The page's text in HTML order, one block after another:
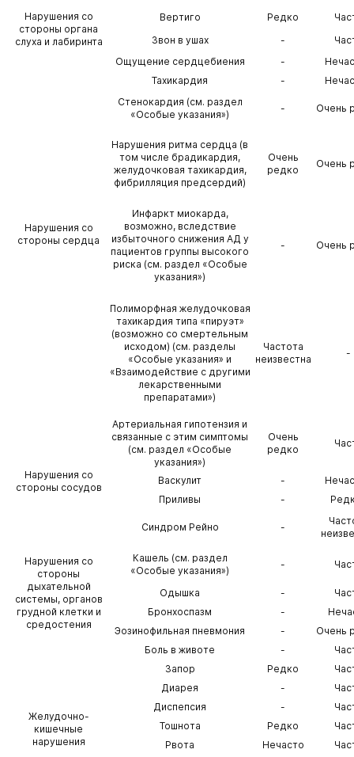
Нарушения со
стороны органа
слуха и лабиринта
Вертиго Редко
Звон в ушах
-
Нарушения со
стороны сердца
Ощущение сердцебиения -
Тахикардия
-
Стенокардия (см. раздел
«Особые указания»)
- Очень
Нарушения ритма сердца (в
том числе брадикардия,
желудочковая тахикардия,
фибрилляция предсердий)
Очень
редко
Очень
Инфаркт миокарда,
возможно, вследствие
избыточного снижения АД у
пациентов группы высокого
риска (см. раздел «Особые
указания»)
- Очень
Полиморфная желудочковая
тахикардия типа «пируэт»
(возможно со смертельным
исходом) (см. разделы
«Особые указания» и
«Взаимодействие с другими
лекарственными
препаратами»)
Частота
неизвестна
-
Нарушения со
стороны сосудов
Артериальная гипотензия и
связанные с этим симптомы
(см. раздел «Особые
указания»)
Очень
редко
Васкулит -
Приливы
-
Синдром Рейно -
Нарушения со
стороны
дыхательной
системы, органов
грудной клетки и
средостения
Кашель (см. раздел
«Особые указания»)
-
Одышка -
Бронхоспазм
-
Эозинофильная пневмония
- Очень
Желудочно-
кишечные
нарушения
Боль в животе -
Запор
Редко
Диарея
-
Диспепсия
-
Тошнота
Редко
Рвота
Нечасто